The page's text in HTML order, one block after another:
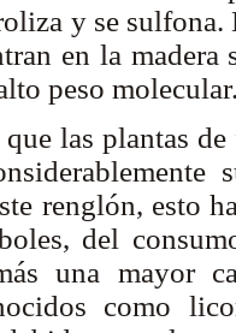
y se
en la
peso
que las plantas
renglón, esto
del
una mayor
como